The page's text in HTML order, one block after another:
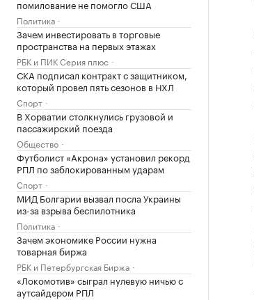
помилование не помогло США
Политика
Зачем инвестировать в торговые
пространства на первых этажах
РБК и ПИК Серия плюс
СКА подписал контракт с защитником,
который провел пять сезонов в НХЛ
Спорт
В Хорватии столкнулись грузовой и
пассажирский поезда
Общество
Футболист «Акрона» установил рекорд
РПЛ по заблокированным ударам
Спорт
МИД Болгарии вызвал посла Украины
из-за взрыва беспилотника
Политика
Зачем экономике России нужна
товарная биржа
РБК и Петербургская Биржа
«Локомотив» сыграл нулевую ничью с
аутсайдером РПЛ